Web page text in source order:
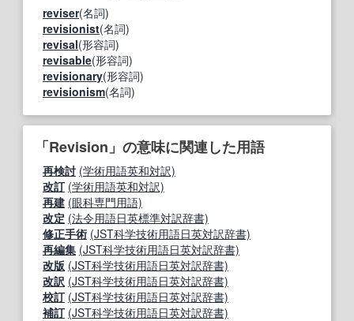
reviser(名詞)
revisionist(名詞)
revisal(形容詞)
revisable(形容詞)
revisionary(形容詞)
revisionism(名詞)
「Revision」の意味に関連した用語
再検討 (学術用語英和対訳)
改訂 (学術用語英和対訳)
再建 (眼科専門用語)
改定 (法令用語日英標準対訳辞書)
修正手術 (JST科学技術用語日英対訳辞書)
再編集 (JST科学技術用語日英対訳辞書)
改版 (JST科学技術用語日英対訳辞書)
改訳 (JST科学技術用語日英対訳辞書)
校訂 (JST科学技術用語日英対訳辞書)
補訂 (JST科学技術用語日英対訳辞書)